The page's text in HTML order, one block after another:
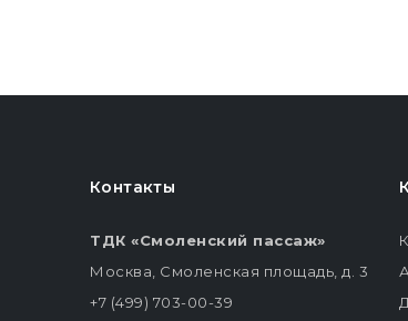
Контакты
ТДК «Смоленский пассаж»
Москва, Смоленская площадь, д. 3
+7 (499) 703-00-39